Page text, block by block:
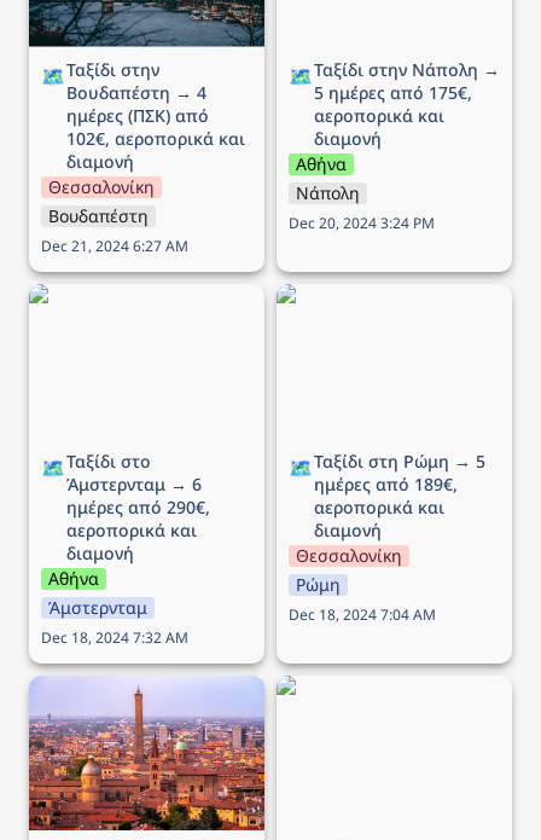
🗺️Ταξίδι στην
Βουδαπέστη → 4
ημέρες (ΠΣΚ) από
102€, αεροπορικά και
διαμονή
Θεσσαλονίκη
Βουδαπέστη
Dec 21, 2024 6:27 AM
🗺️Ταξίδι στην Νάπολη →
5 ημέρες από 175€,
αεροπορικά και
διαμονή
Αθήνα
Νάπολη
Dec 20, 2024 3:24 PM
Ταξίδι στο Άμστερνταμ →
🗺️Ταξίδι στο
Άμστερνταμ → 6
ημέρες από 290€,
αεροπορικά και
διαμονή
Αθήνα
Άμστερνταμ
Dec 18, 2024 7:32 AM
Ταξίδι στη Ρώμη → 5
🗺️Ταξίδι στη Ρώμη → 5
ημέρες από 189€,
αεροπορικά και
διαμονή
Θεσσαλονίκη
Ρώμη
Dec 18, 2024 7:04 AM
Ταξίδι στην Μπολόνια →
5 ημέρες από 212€,
αεροπορικά και διαμονή
Ταξίδι στο Λονδίνο → 5